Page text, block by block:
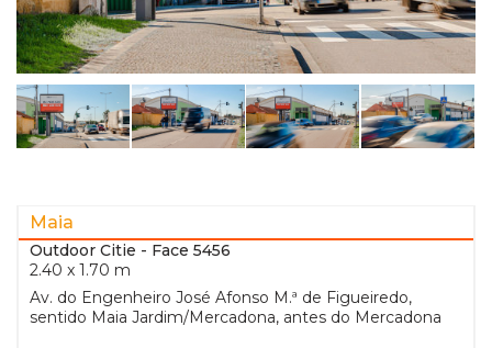
Maia
Outdoor Citie - Face 5456
2.40 x 1.70 m
Av. do Engenheiro José Afonso M.ª de Figueiredo,
sentido Maia Jardim/Mercadona, antes do Mercadona